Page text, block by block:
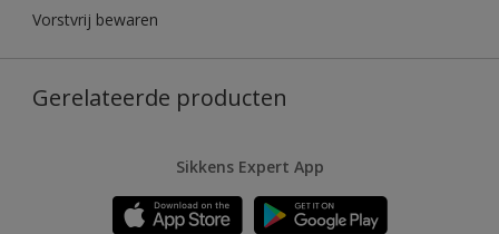
Vorstvrij bewaren
Gerelateerde producten
Sikkens Expert App